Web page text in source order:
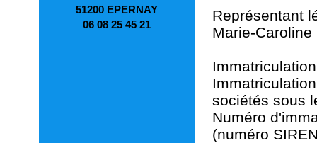
51200 EPERNAY
06 08 25 45 21
Représentant
Marie-Caroline
Immatriculation
sociétés sous
Numéro
(numéro